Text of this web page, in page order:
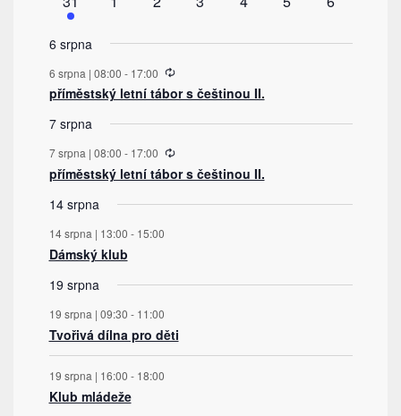
akce
6 srpna
6 srpna | 08:00 - 17:00
příměstský letní tábor s češtinou II.
7 srpna
7 srpna | 08:00 - 17:00
příměstský letní tábor s češtinou II.
14 srpna
14 srpna | 13:00 - 15:00
Dámský klub
19 srpna
19 srpna | 09:30 - 11:00
Tvořivá dílna pro děti
19 srpna | 16:00 - 18:00
Klub mládeže